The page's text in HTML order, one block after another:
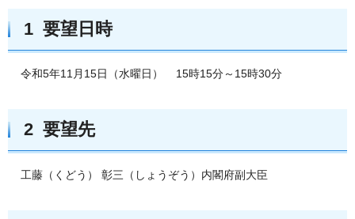
1 要望日時
令和5年11月15日（水曜日） 15時15分～15時30分
2 要望先
工藤（くどう） 彰三（しょうぞう）内閣府副大臣